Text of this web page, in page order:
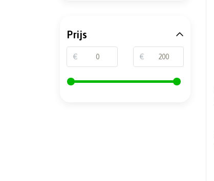
Prijs
€ €